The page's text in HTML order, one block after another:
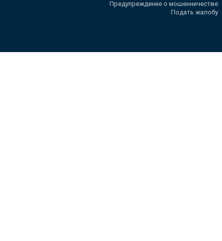
Предупреждение о мошенничестве
Подать жалобу